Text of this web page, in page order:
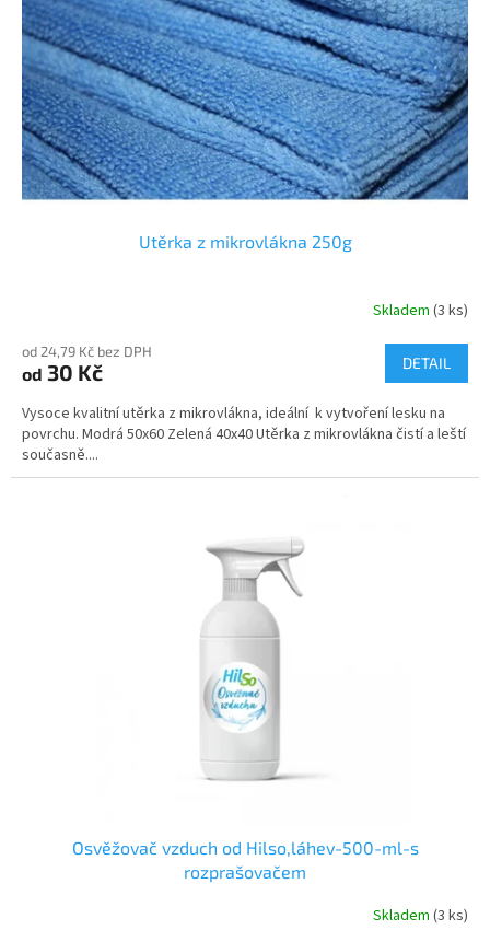
Utěrka z mikrovlákna 250g
Skladem (3 ks)
od 24,79 Kč bez DPH
od 30 Kč DETAIL
Vysoce kvalitní utěrka z mikrovlákna, ideální k vytvoření lesku na
povrchu. Modrá 50x60 Zelená 40x40 Utěrka z mikrovlákna čistí a leští
současně....
Osvěžovač vzduch od Hilso,láhev-500-ml-s
rozprašovačem
Skladem (3 ks)